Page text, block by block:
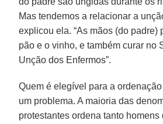
Mas tendemos a relacionar a
explicou ela. “As mãos (do padre)
pão e o vinho, e também curar no
Unção dos Enfermos”.
Quem é elegível para a
um problema. A maioria das
protestantes ordena tanto homens